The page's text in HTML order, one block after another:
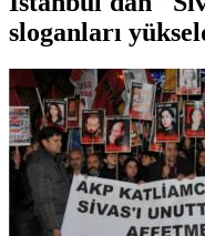
sloganları